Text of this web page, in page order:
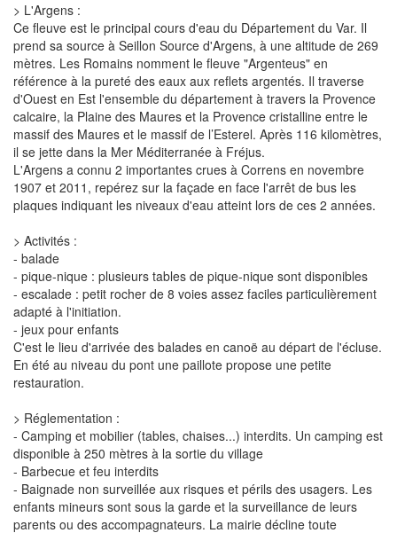
> L'Argens :
Ce fleuve est le principal cours d'eau du Département du Var. Il
prend sa source à Seillon Source d'Argens, à une altitude de 269
mètres. Les Romains nomment le fleuve "Argenteus" en
référence à la pureté des eaux aux reflets argentés. Il traverse
d'Ouest en Est l'ensemble du département à travers la Provence
calcaire, la Plaine des Maures et la Provence cristalline entre le
massif des Maures et le massif de l’Esterel. Après 116 kilomètres,
il se jette dans la Mer Méditerranée à Fréjus.
L'Argens a connu 2 importantes crues à Correns en novembre
1907 et 2011, repérez sur la façade en face l'arrêt de bus les
plaques indiquant les niveaux d'eau atteint lors de ces 2 années.
> Activités :
- balade
- pique-nique : plusieurs tables de pique-nique sont disponibles
- escalade : petit rocher de 8 voies assez faciles particulièrement
adapté à l'initiation.
- jeux pour enfants
C'est le lieu d'arrivée des balades en canoë au départ de l'écluse.
En été au niveau du pont une paillote propose une petite
restauration.
> Réglementation :
- Camping et mobilier (tables, chaises...) interdits. Un camping est
disponible à 250 mètres à la sortie du village
- Barbecue et feu interdits
- Baignade non surveillée aux risques et périls des usagers. Les
enfants mineurs sont sous la garde et la surveillance de leurs
parents ou des accompagnateurs. La mairie décline toute